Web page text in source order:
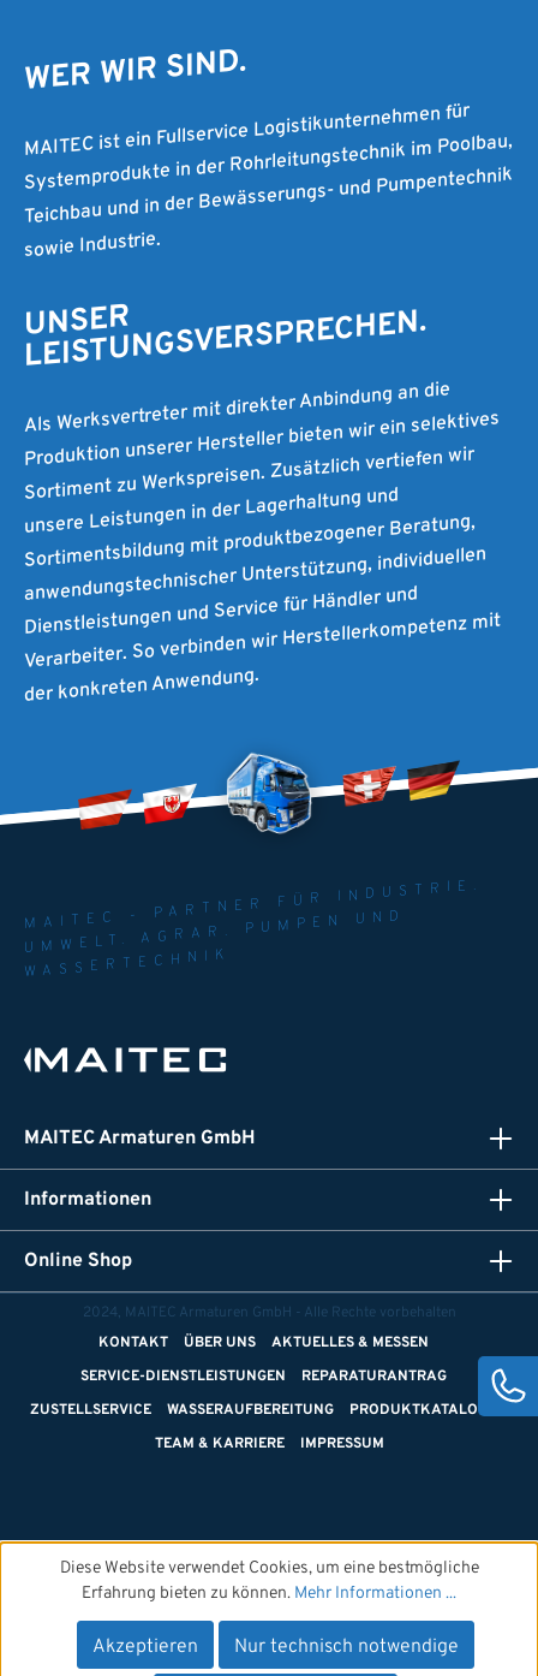
WER WIR SIND.
MAITEC ist ein Fullservice Logistikunternehmen für
Systemprodukte in der Rohrleitungstechnik im Poolbau,
Teichbau und in der Bewässerungs- und Pumpentechnik
sowie Industrie.
UNSER
LEISTUNGSVERSPRECHEN.
Als Werksvertreter mit direkter Anbindung an die
Produktion unserer Hersteller bieten wir ein selektives
Sortiment zu Werkspreisen. Zusätzlich vertiefen wir
unsere Leistungen in der Lagerhaltung und
Sortimentsbildung mit produktbezogener Beratung,
anwendungstechnischer Unterstützung, individuellen
Dienstleistungen und Service für Händler und
Verarbeiter. So verbinden wir Herstellerkompetenz mit
der konkreten Anwendung.
MAITEC - PARTNER FÜR INDUSTRIE.
UMWELT. AGRAR. PUMPEN UND
WASSERTECHNIK
MAITEC Armaturen GmbH
Informationen
Online Shop
2024, MAITEC Armaturen GmbH - Alle Rechte vorbehalten
KONTAKT
ÜBER UNS
AKTUELLES & MESSEN
SERVICE-DIENSTLEISTUNGEN
REPARATURANTRAG
ZUSTELLSERVICE
WASSERAUFBEREITUNG
PRODUKTKATALOGE
TEAM & KARRIERE
IMPRESSUM
Diese Website verwendet Cookies, um eine bestmögliche
Erfahrung bieten zu können. Mehr Informationen ...
Nur technisch notwendige
Akzeptieren